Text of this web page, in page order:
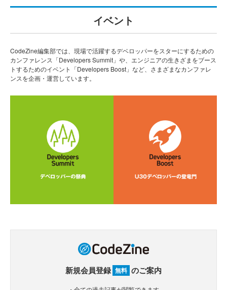
イベント
CodeZine編集部では、現場で活躍するデベロッパーをスターにするための
カンファレンス「Developers Summit」や、エンジニアの生きざまをブース
トするためのイベント「Developers Boost」など、さまざまなカンファレ
ンスを企画・運営しています。
新規会員登録 無料 のご案内